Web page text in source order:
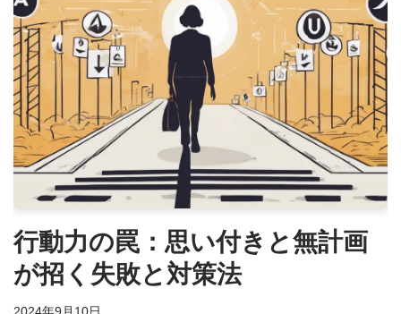
行動力の罠：思い付きと無計画
が招く失敗と対策法
2024年9月10日